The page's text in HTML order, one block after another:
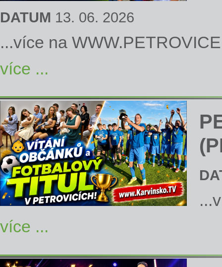
DATUM 13. 06. 2026
...více na
více ...
více ...